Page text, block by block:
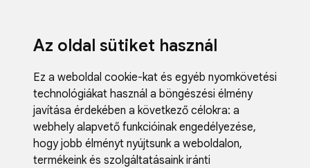
Az oldal sütiket használ
Ez a weboldal cookie-kat és egyéb nyomkövetési
technológiákat használ a böngészési élmény
javítása érdekében a következő célokra: a
webhely alapvető funkcióinak engedélyezése,
hogy jobb élményt nyújtsunk a weboldalon,
termékeink és szolgáltatásaink iránti